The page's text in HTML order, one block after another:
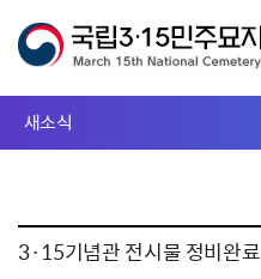
새소식
3·15기념관 전시물 정비완료